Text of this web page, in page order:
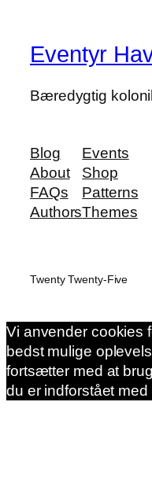
Eventyr
Bæredygtig
Blog
About
FAQs
Authors
Events
Shop
Patterns
Themes
Twenty Twenty-Five
Vi anvender cookies
bedst mulige
fortsætter med at
du er indforstået med